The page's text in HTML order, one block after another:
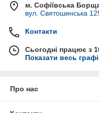
м. Софіївська
вул. Святошинська
Контакти
Сьогодні працює з
Показати весь
Про нас